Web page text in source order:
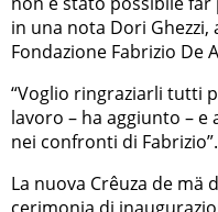
in una nota Dori
Fondazione Fabrizio De
“Voglio ringraziarli tutti
lavoro – ha aggiunto –
nei confronti di Fabrizio”.
La nuova Crêuza de mä